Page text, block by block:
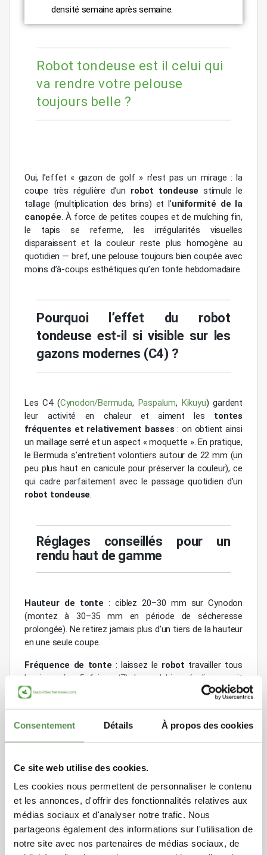
Consentement Détails À propos des cookies
Ce site web utilise des cookies.
Les cookies nous permettent de personnaliser le contenu
et les annonces, d'offrir des fonctionnalités relatives aux
médias sociaux et d'analyser notre trafic. Nous
partageons également des informations sur l'utilisation de
notre site avec nos partenaires de médias sociaux, de
densité semaine après semaine.
Robot tondeuse est il celui qui
va rendre votre pelouse
toujours belle ?
Oui, l’effet « gazon de golf » n’est pas un mirage : la
coupe très régulière d’un robot tondeuse stimule le
tallage (multiplication des brins) et l’uniformité de la
canopée. À force de petites coupes et de mulching fin,
le tapis se referme, les irrégularités visuelles
disparaissent et la couleur reste plus homogène au
quotidien — bref, une pelouse toujours bien coupée avec
moins d’à-coups esthétiques qu’en tonte hebdomadaire.
Pourquoi l’effet du robot
tondeuse est-il si visible sur les
gazons modernes (C4) ?
Les C4 (Cynodon/Bermuda, Paspalum, Kikuyu) gardent
leur activité en chaleur et aiment les tontes
fréquentes et relativement basses : on obtient ainsi
un maillage serré et un aspect « moquette ». En pratique,
le Bermuda s’entretient volontiers autour de 22 mm (un
peu plus haut en canicule pour préserver la couleur), ce
qui cadre parfaitement avec le passage quotidien d’un
robot tondeuse.
Réglages conseillés pour un
rendu haut de gamme
Hauteur de tonte : ciblez 20–30 mm sur Cynodon
(montez à 30–35 mm en période de sécheresse
prolongée). Ne retirez jamais plus d’un tiers de la hauteur
en une seule coupe.
Fréquence de tonte : laissez le robot travailler tous
les jours (ou 5–6 jours/7). Le mulching régulier nourrit
légèrement le sol et soutient la repousse.
passage manuel ponctuel pour conserver la ligne
parfaite du gazon.
Entretien :lames bien affûtées
calendrier) pour une couleur soutenue et une densité
durable.a